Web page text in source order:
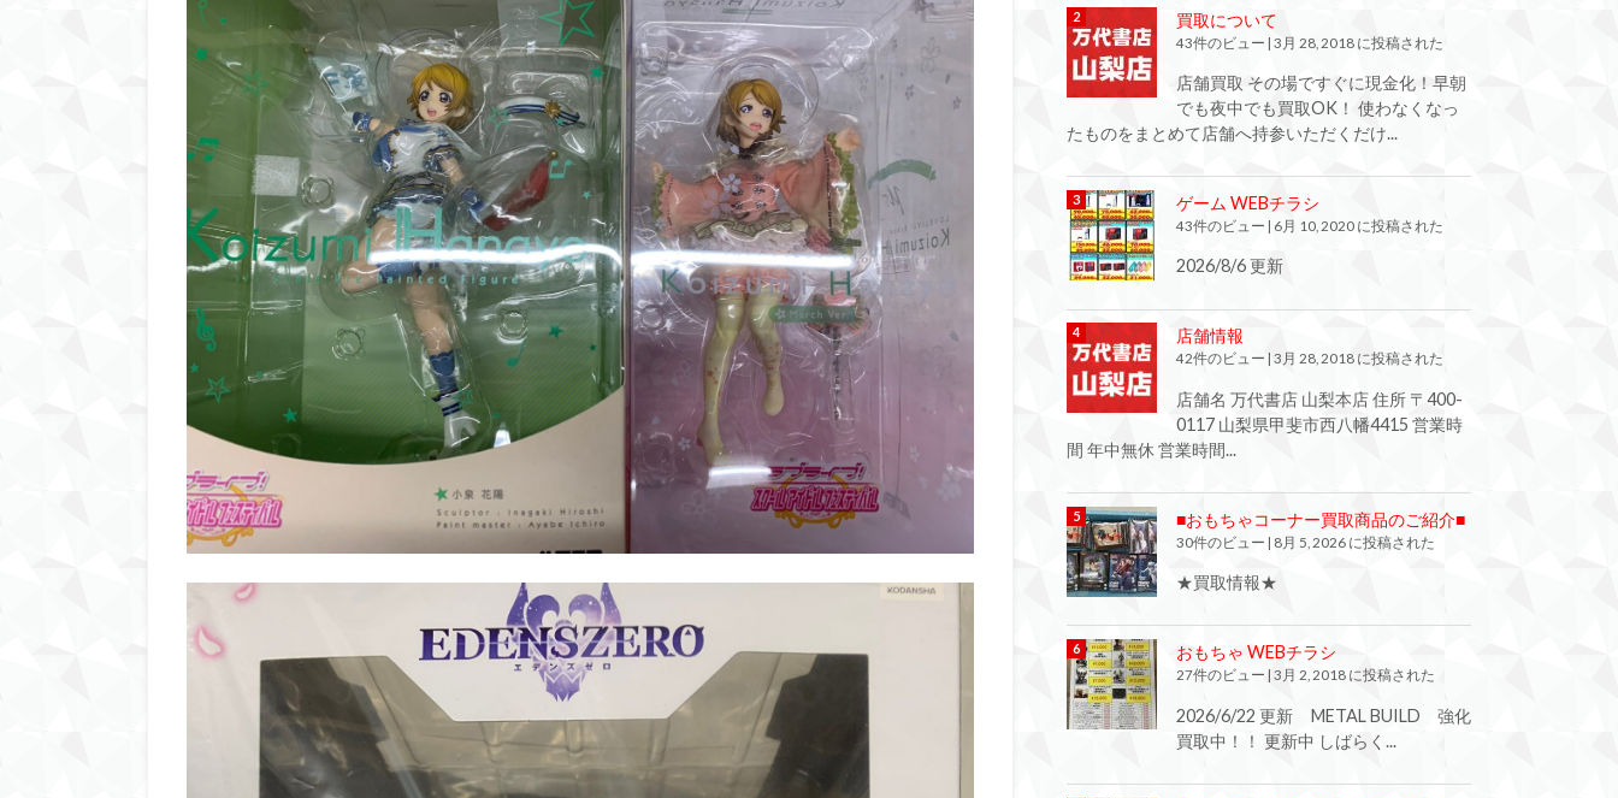
買取について
43件のビュー | 3月 28, 2018 に投稿された
店舗買取 その場ですぐに現金化！早朝
でも夜中でも買取OK！ 使わなくなっ
たものをまとめて店舗へ持参いただくだけ...
ゲーム WEBチラシ
43件のビュー 6月 10, 2020 に投稿された
2026/8/6 更新
店舗情報
42件のビュー 3月 28, 2018 に投稿された
店舗名 万代書店 山梨本店 住所 〒400-
0117 山梨県甲斐市西八幡4415 営業時
間 年中無休 営業時間...
■おもちゃコーナー買取商品のご紹介■
30件のビュー | 8月 5, 2026 に投稿された
★買取情報★
おもちゃ WEBチラシ
27件のビュー 3月 2, 2018 に投稿された
2026/6/22 更新 METAL BUILD 強化
買取中！！ 更新中 しばらく...